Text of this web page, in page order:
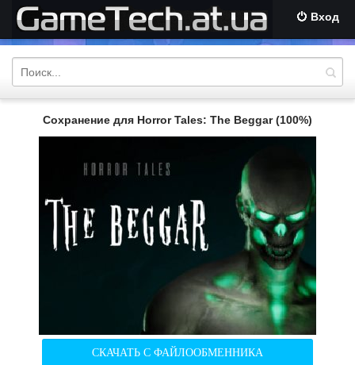
Вход
Сохранение для Horror Tales: The Beggar (100%)
СКАЧАТЬ С ФАЙЛООБМЕННИКА